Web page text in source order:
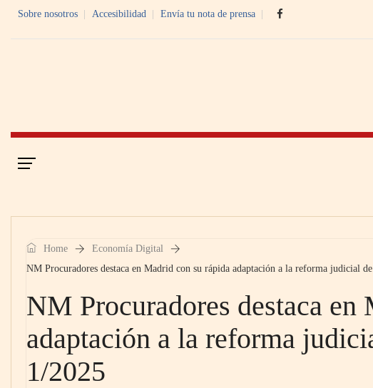
Sobre nosotros Accesibilidad Envía tu nota de prensa
Home
Economía Digital
NM Procuradores destaca en Madrid con su rápida adaptación a la reforma judicial
NM Procuradores destaca en
adaptación a la reforma
1/2025